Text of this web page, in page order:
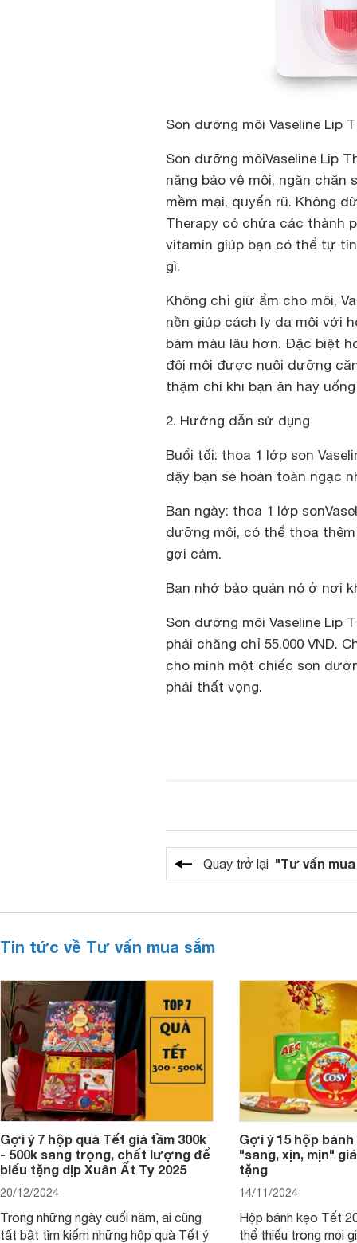
Son dưỡng môi Vaseline Lip
Son dưỡng môiVaseline Lip
năng bảo vệ môi, ngăn
mềm mại, quyến rũ. Không
Therapy có chứa các thành
vitamin giúp bạn có thể tự
gì.
Không chỉ giữ ẩm cho môi,
nền giúp cách ly da môi với
bám màu lâu hơn. Đặc biệt
đôi môi được nuôi dưỡng
thậm chí khi bạn ăn hay
2. Hướng dẫn sử dụng
Buổi tối: thoa 1 lớp son
dậy bạn sẽ hoàn toàn ngạc
Ban ngày: thoa 1 lớp
dưỡng môi, có thể thoa
gợi cảm.
Bạn nhớ bảo quản nó ở nơi
Son dưỡng môi Vaseline
phải chăng chỉ 55.000 VND.
cho mình một chiếc son
phải thất vọng.
Quay trở lại "Tư vấn
Tin tức về Tư vấn mua sắm
Gợi ý 7 hộp quà Tết giá tầm 300k
- 500k sang trọng, chất lượng để
biếu tặng dịp Xuân Ất Tỵ 2025
20/12/2024
Trong những ngày cuối năm, ai cũng
tất bật tìm kiếm những hộp quà Tết ý
Gợi ý 15 hộp
"sang, xịn, mịn"
tặng
14/11/2024
Hộp bánh kẹo Tết
thể thiếu trong mọi